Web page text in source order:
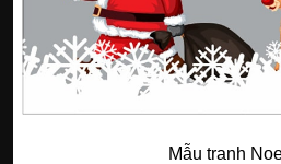
Mẫu tranh